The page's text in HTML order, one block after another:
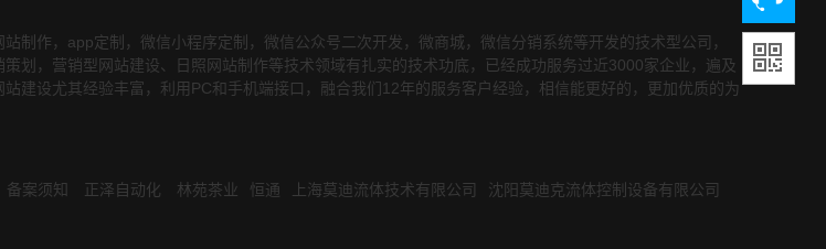
制作，app定制，微信小程序定制，微信公众号二次开发，微商城，微信分销系统等开发的技术型公司，
划，营销型网站建设、日照网站制作等技术领域有扎实的技术功底，已经成功服务过近3000家企业，遍及
建设尤其经验丰富，利用PC和手机端接口，融合我们12年的服务客户经验，相信能更好的，更加优质的为
备案须知 正泽自动化 林苑茶业 恒通 上海莫迪流体技术有限公司 沈阳莫迪克流体控制设备有限公司